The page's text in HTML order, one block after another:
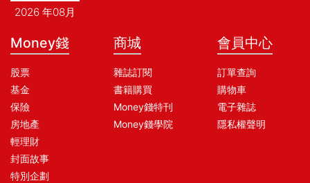
2026 年08月
Money錢
股票
基金
保險
房地產
輕理財
封面故事
特別企劃
商城
雜誌訂閱
書籍購買
Money錢特刊
Money錢學院
會員中心
訂單查詢
購物車
電子雜誌
隱私權聲明